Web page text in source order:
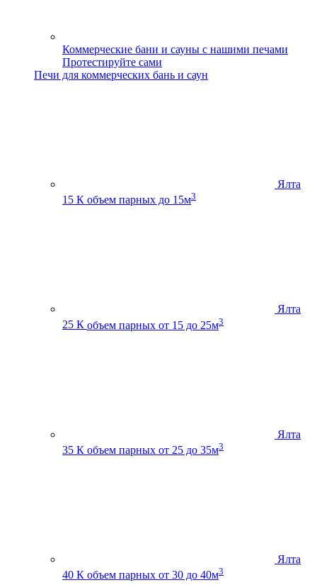
Коммерческие бани и сауны с нашими печами
Протестируйте сами
Печи для коммерческих бань и саун
Ялта
15 К объем парных до 15м3
Ялта
25 К объем парных от 15 до 25м3
Ялта
35 К объем парных от 25 до 35м3
Ялта
40 К объем парных от 30 до 40м3